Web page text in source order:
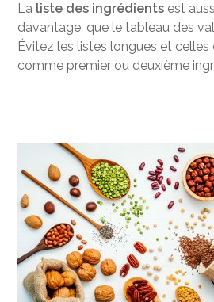
La liste des ingrédients est
davantage, que le tableau des
Évitez les listes longues et
comme premier ou deuxième